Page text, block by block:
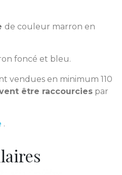
de couleur marron en
foncé et bleu.
vendues en minimum 110
être raccourcies par
.